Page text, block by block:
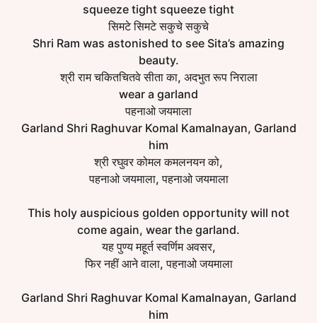
squeeze tight squeeze tight
सिमटे सिमटे सकुचे सकुचे
Shri Ram was astonished to see Sita’s amazing
beauty.
श्री राम चकितचितवे सीता का, अदभुत रूप निराला
wear a garland
पहनाओ जयमाला
Garland Shri Raghuvar Komal Kamalnayan, Garland
him
श्री रघुवर कोमल कमलनयन को,
पहनाओ जयमाला, पहनाओ जयमाला
This holy auspicious golden opportunity will not
come again, wear the garland.
यह पुण्य महूर्त स्वर्णिम अवसर,
फिर नहीं आने वाला, पहनाओ जयमाला
Garland Shri Raghuvar Komal Kamalnayan, Garland
him